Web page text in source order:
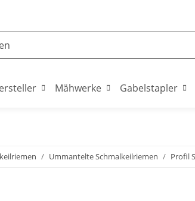
Mähwerke Gabelstapler
Ummantelte Schmalkeilriemen Profil